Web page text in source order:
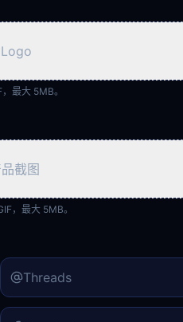
Logo
最大 5MB。
品截图
，最大 5MB。